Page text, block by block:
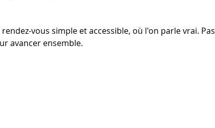
vous simple et accessible, où l'on parle vrai. Pas
avancer ensemble.